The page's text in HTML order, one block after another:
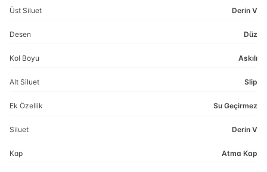
Üst Siluet Derin V
Desen Düz
Kol Boyu Askılı
Alt Siluet Slip
Ek Özellik Su Geçirmez
Siluet Derin V
Kap Atma Kap